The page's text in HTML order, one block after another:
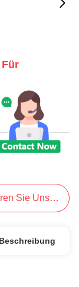
Sie Uns Jetzt